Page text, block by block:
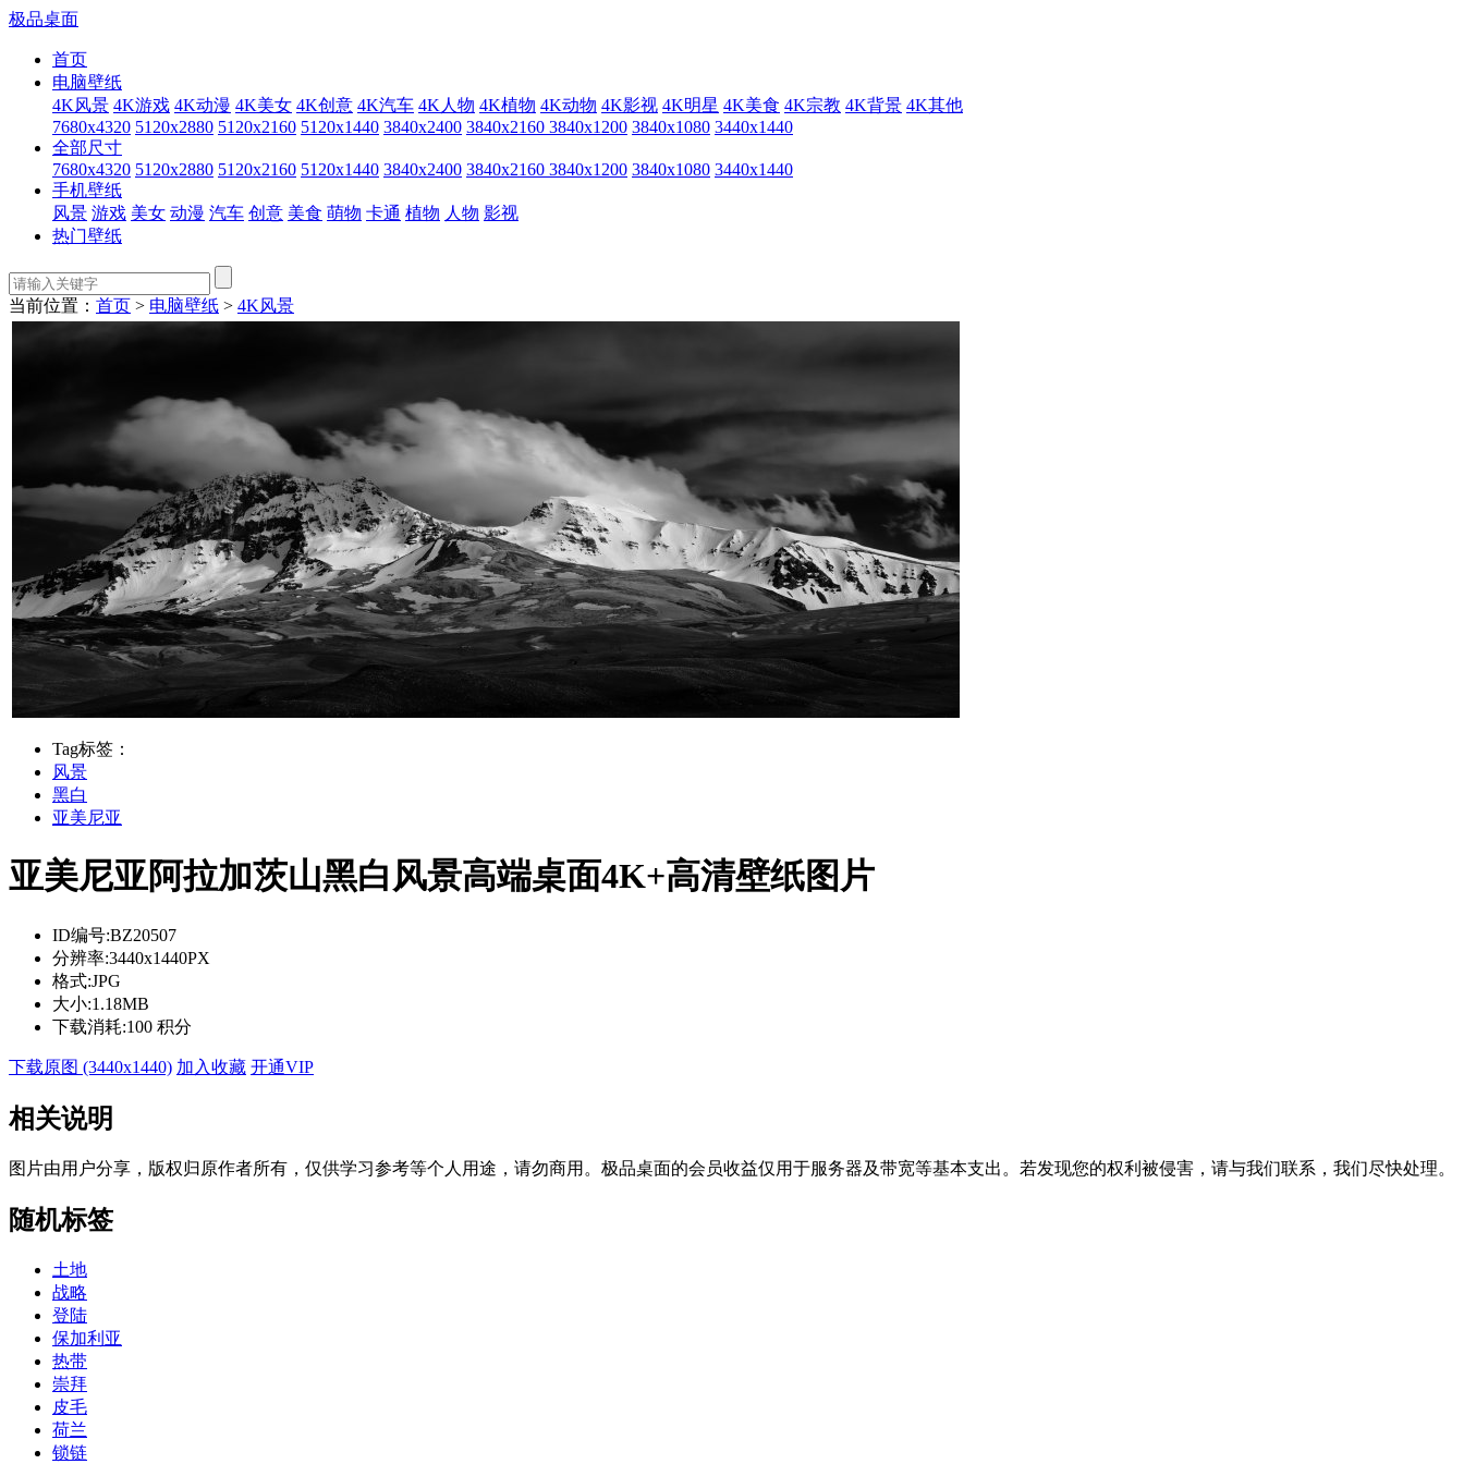
极品桌面
首页
电脑壁纸
4K风景 4K游戏 4K动漫 4K美女 4K创意 4K汽车 4K人物 4K植物 4K动物 4K影视 4K明星 4K美食 4K宗教 4K背景 4K其他
7680x4320 5120x2880 5120x2160 5120x1440 3840x2400 3840x2160 3840x1200 3840x1080 3440x1440
全部尺寸
7680x4320 5120x2880 5120x2160 5120x1440 3840x2400 3840x2160 3840x1200 3840x1080 3440x1440
手机壁纸
风景 游戏 美女 动漫 汽车 创意 美食 萌物 卡通 植物 人物 影视
热门壁纸
当前位置： 首页 > 电脑壁纸 > 4K风景
Tag标签：
风景
黑白
亚美尼亚
亚美尼亚阿拉加茨山黑白风景高端桌面4K+高清壁纸图片
ID编号:BZ20507
分辨率:3440x1440PX
格式:JPG
大小:1.18MB
下载消耗:100 积分
下载原图 (3440x1440) 加入收藏 开通VIP
相关说明
图片由用户分享，版权归原作者所有，仅供学习参考等个人用途，请勿商用。极品桌面的会员收益仅用于服务器及带宽等基本支出。若发现您的权利被侵害，请与我们联系，我们尽快处理。
随机标签
土地
战略
登陆
保加利亚
热带
崇拜
皮毛
荷兰
锁链